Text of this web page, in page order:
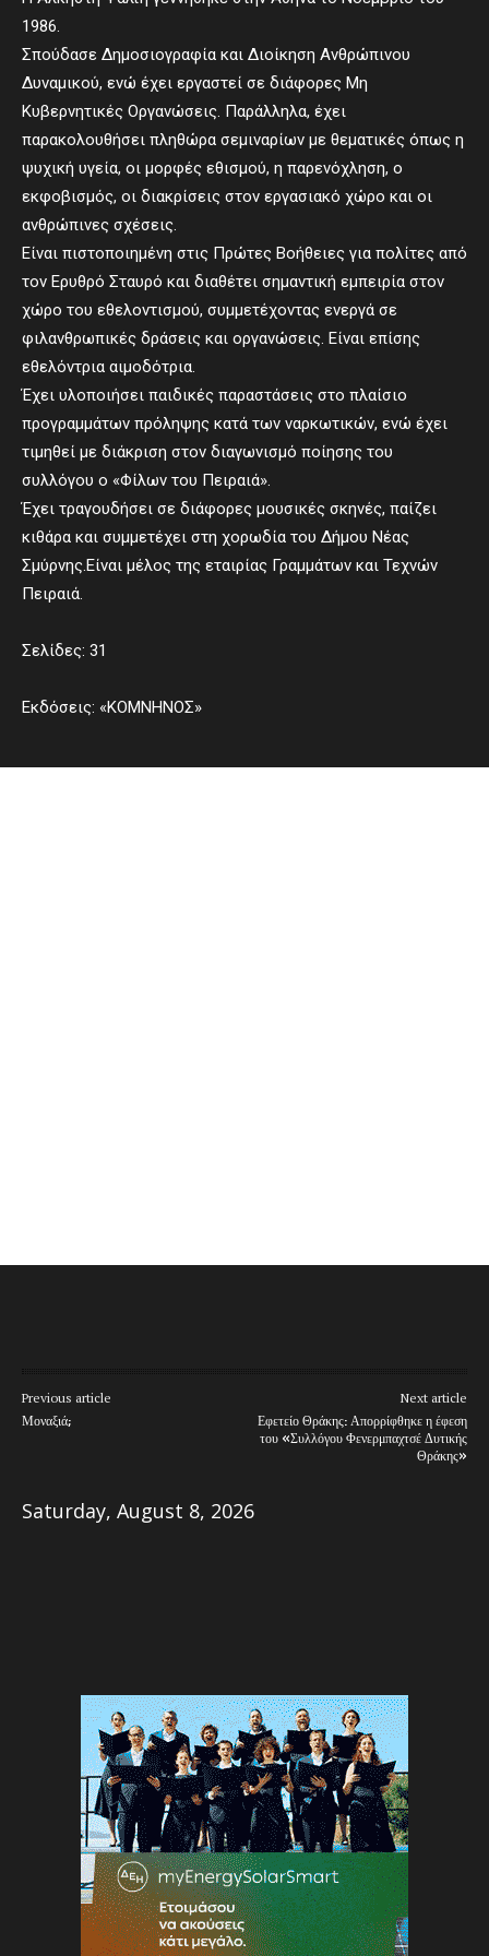
1986.
Σπούδασε Δημοσιογραφία και Διοίκηση Ανθρώπινου
Δυναμικού, ενώ έχει εργαστεί σε διάφορες Μη
Κυβερνητικές Οργανώσεις. Παράλληλα, έχει
παρακολουθήσει πληθώρα σεμιναρίων με θεματικές όπως η
ψυχική υγεία, οι μορφές εθισμού, η παρενόχληση, ο
εκφοβισμός, οι διακρίσεις στον εργασιακό χώρο και οι
ανθρώπινες σχέσεις.
Είναι πιστοποιημένη στις Πρώτες Βοήθειες για πολίτες από
τον Ερυθρό Σταυρό και διαθέτει σημαντική εμπειρία στον
χώρο του εθελοντισμού, συμμετέχοντας ενεργά σε
φιλανθρωπικές δράσεις και οργανώσεις. Είναι επίσης
εθελόντρια αιμοδότρια.
Έχει υλοποιήσει παιδικές παραστάσεις στο πλαίσιο
προγραμμάτων πρόληψης κατά των ναρκωτικών, ενώ έχει
τιμηθεί με διάκριση στον διαγωνισμό ποίησης του
συλλόγου ο «Φίλων του Πειραιά».
Έχει τραγουδήσει σε διάφορες μουσικές σκηνές, παίζει
κιθάρα και συμμετέχει στη χορωδία του Δήμου Νέας
Σμύρνης.Είναι μέλος της εταιρίας Γραμμάτων και Τεχνών
Πειραιά.
Σελίδες: 31
Εκδόσεις: «ΚΟΜΝΗΝΟΣ»
Previous article
Μοναξιά;
Next article
Εφετείο Θράκης: Απορρίφθηκε η έφεση
του «Συλλόγου Φενερμπαχτσέ Δυτικής
Θράκης»
Saturday, August 8, 2026